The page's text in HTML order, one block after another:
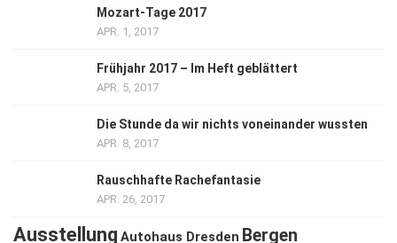
Mozart-Tage 2017
APR. 1, 2017
Frühjahr 2017 – Im Heft geblättert
APR. 5, 2017
Die Stunde da wir nichts voneinander wussten
APR. 8, 2017
Rauschhafte Rachefantasie
APR. 26, 2017
Ausstellung Autohaus Dresden Bergen